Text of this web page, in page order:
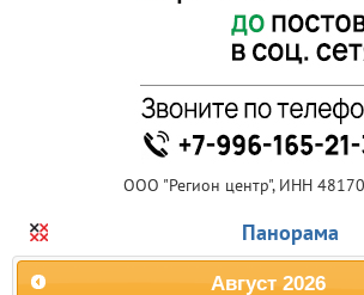
ООО "Регион центр", ИНН
Панорама
Август 2026